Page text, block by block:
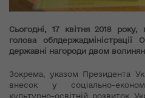
Сьогодні, 17 квітня 2018
голова облдержадміністрації
державні нагороди двом
Зокрема, указом Президента
внесок у соціально-
культурно-освітній розвиток